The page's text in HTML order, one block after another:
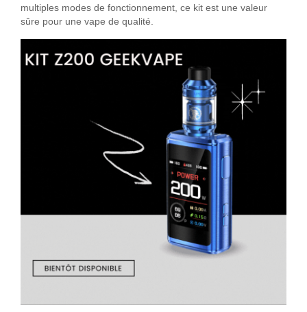
multiples modes de fonctionnement, ce kit est une valeur
sûre pour une vape de qualité.